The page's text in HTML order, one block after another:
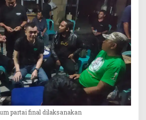
partai final dilaksanakan